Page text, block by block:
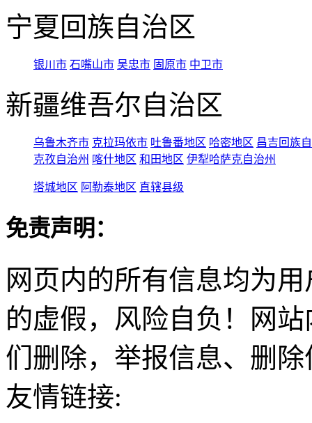
宁夏回族自治区
银川市 石嘴山市 吴忠市 固原市 中卫市
新疆维吾尔自治区
乌鲁木齐市 克拉玛依市 吐鲁番地区 哈密地区 昌吉回族
克孜自治州 喀什地区 和田地区 伊犁哈萨克自治州
塔城地区 阿勒泰地区 直辖县级
免责声明：
网页内的所有信息均为
的虚假，风险自负！网
们删除，举报信息、删
友情链接: